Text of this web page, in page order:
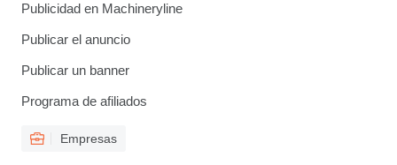
Publicidad en Machineryline
Publicar el anuncio
Publicar un banner
Programa de afiliados
Empresas